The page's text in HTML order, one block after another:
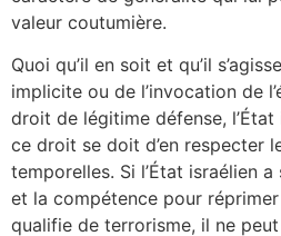
valeur coutumière.
Quoi qu’il en soit et qu’il
implicite ou de l’invocation de
droit de légitime défense,
ce droit se doit d’en respecter
temporelles. Si l’État israélien
et la compétence pour
qualifie de terrorisme, il ne